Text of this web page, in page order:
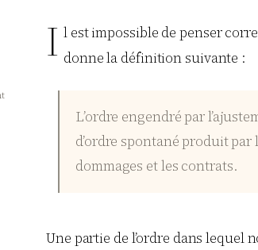
I l est impossible de penser
donne la définition suivante :
L’ordre engendré par
d’ordre spontané produit
dommages et les contrats.
Une partie de l’ordre dans lequel